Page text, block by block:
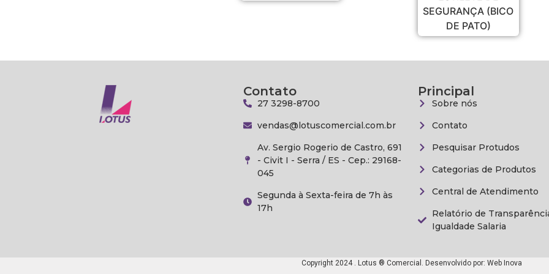
SEGURANÇA (BICO
DE PATO)
Contato
27 3298-8700
vendas@lotuscomercial.com.br
Av. Sergio Rogerio de Castro, 691
- Civit I - Serra / ES - Cep.: 29168-
045
Segunda à Sexta-feira de 7h às
17h
Principal
Sobre nós
Contato
Pesquisar Protudos
Categorias de Produtos
Central de Atendimento
Relatório de
Igualdade Salaria
Copyright 2024 . Lotus ® Comercial. Desenvolvido por: Web Inova